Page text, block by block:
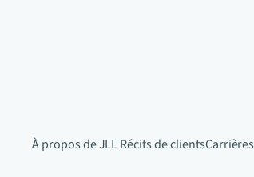
À propos de JLLRécits de clientsCarrières